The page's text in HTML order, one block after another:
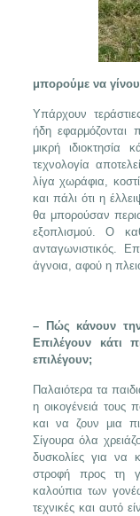
μπορούμε να
Υπάρχουν
ήδη εφαρμόζονται
μικρή ιδιοκτησία
τεχνολογία
λίγα χωράφια,
και πάλι ότι η
θα μπορούσαν
εξοπλισμού. Ο
ανταγωνιστικός.
άγνοια, αφού η
– Πώς κάνουν
Επιλέγουν κάτι
επιλέγουν;
Παλαιότερα τα
η οικογένειά τους
και να ζουν μια
Σίγουρα όλα
δυσκολίες για να
στροφή προς τη
καλούπια των
τεχνικές και αυτό